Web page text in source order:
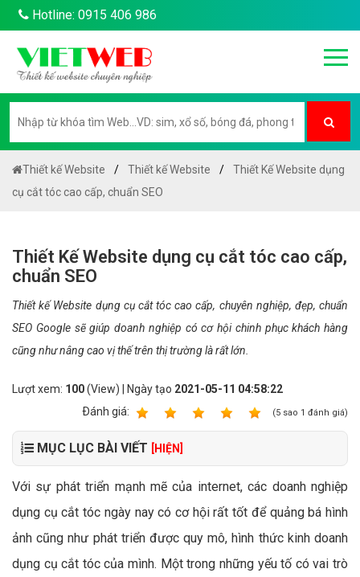
Hotline: 0915 406 986
Thiết kế Website Thiết kế Website
Thiết Kế Website dụng
cụ cắt tóc cao cấp, chuẩn SEO
Thiết Kế Website dụng cụ cắt tóc cao cấp,
chuẩn SEO
Thiết kế Website dụng cụ cắt tóc cao cấp, chuyên nghiệp, đẹp, chuẩn
SEO Google sẽ giúp doanh nghiệp có cơ hội chinh phục khách hàng
cũng như nâng cao vị thế trên thị trường là rất lớn.
Lượt xem: 100(View) | Ngày tạo 2021-05-11 04:58:22
Ðánh giá:
(5 sao 1 đánh giá)
MỤC LỤC BÀI VIẾT [HIỆN]
Với sự phát triển mạnh mẽ của internet, các doanh nghiệp
dụng cụ cắt tóc ngày nay có cơ hội rất tốt để quảng bá hình
ảnh cũng như phát triển được quy mô, hình thức kinh doanh
dụng cụ cắt tóc của mình. Một trong những yếu tố có vai trò